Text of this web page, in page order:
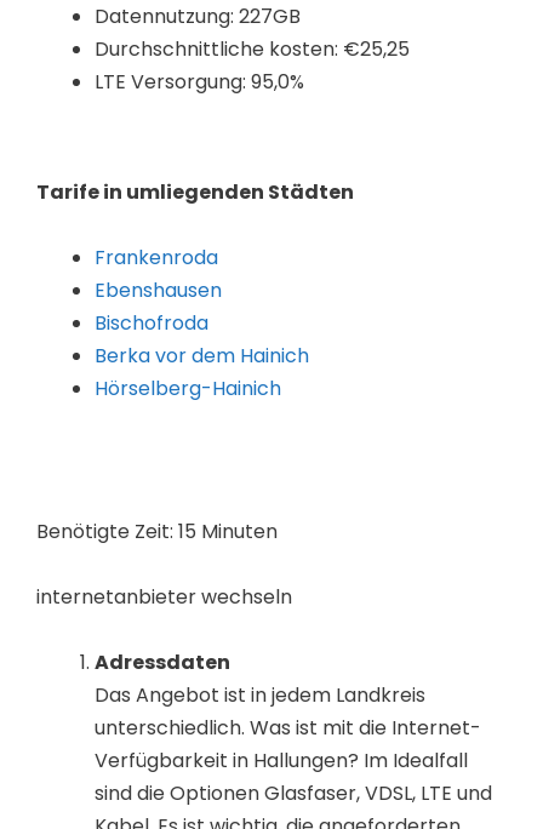
Datennutzung: 227GB
Durchschnittliche kosten: €25,25
LTE Versorgung: 95,0%
Tarife in umliegenden Städten
Frankenroda
Ebenshausen
Bischofroda
Berka vor dem Hainich
Hörselberg-Hainich
Benötigte Zeit: 15 Minuten
internetanbieter wechseln
Adressdaten
Das Angebot ist in jedem Landkreis
unterschiedlich. Was ist mit die Internet-
Verfügbarkeit in Hallungen? Im Idealfall
sind die Optionen Glasfaser, VDSL, LTE und